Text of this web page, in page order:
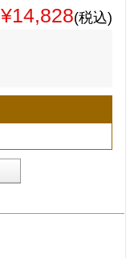
¥14,828(税込)